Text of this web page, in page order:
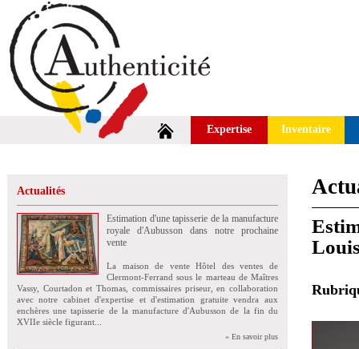
Expertise Inventaire
Actualités
Estimation d'une tapisserie de la manufacture
royale d'Aubusson dans notre prochaine
vente
La maison de vente Hôtel des ventes de
Clermont-Ferrand sous le marteau de Maîtres
Vassy, Courtadon et Thomas, commissaires priseur, en collaboration
avec notre cabinet d'expertise et d'estimation gratuite vendra aux
enchères une tapisserie de la manufacture d'Aubusson de la fin du
XVIIe siècle figurant...
» En savoir plus